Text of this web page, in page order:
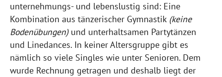
unternehmungs- und lebenslustig sind: Eine
Kombination aus tänzerischer Gymnastik (keine
Bodenübungen)und unterhaltsamen Partytänzen
und Linedances. In keiner Altersgruppe gibt es
nämlich so viele Singles wie unter Senioren. Dem
wurde Rechnung getragen und deshalb liegt der